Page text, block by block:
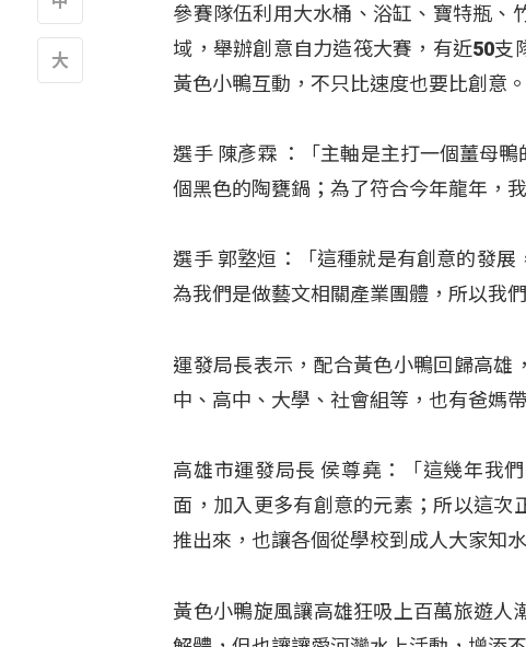
參賽隊伍利用大水桶、浴缸、寶特瓶、
域，舉辦創意自力造筏大賽，有近50
黃色小鴨互動，不只比速度也要比創意。
選手 陳彥霖 ：「主軸是主打一個薑母
個黑色的陶甕鍋；為了符合今年龍年，
選手 郭墪烜：「這種就是有創意的發
為我們是做藝文相關產業團體，所以我
運發局長表示，配合黃色小鴨回歸高雄
中、高中、大學、社會組等，也有爸媽
高雄市運發局長 侯尊堯：「這幾年我
面，加入更多有創意的元素；所以這次
推出來，也讓各個從學校到成人大家知水
黃色小鴨旋風讓高雄狂吸上百萬旅遊人